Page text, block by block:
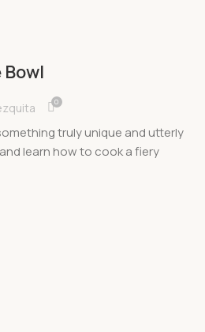
0
truly unique and utterly
learn how to cook a fiery